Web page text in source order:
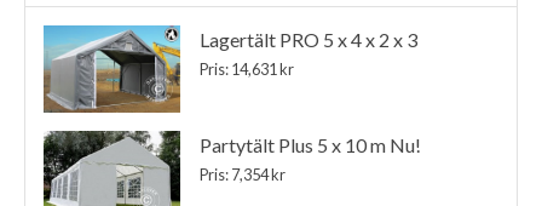
Lagertält PRO 5 x 4 x 2 x 3
Pris: 14,631 kr
Partytält Plus 5 x 10 m Nu!
Pris: 7,354 kr